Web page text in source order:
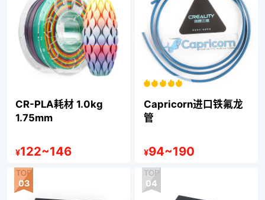
CR-PLA耗材 1.0kg
1.75mm
¥122~146
Capricorn进口铁氟龙
管
¥94~190
03 04